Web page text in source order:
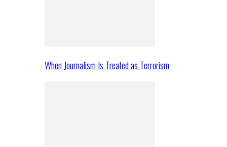
When Journalism Is Treated as Terrorism